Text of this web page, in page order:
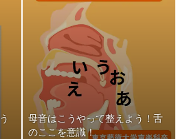
母音はこうやって整えよう！舌
のここを意識！